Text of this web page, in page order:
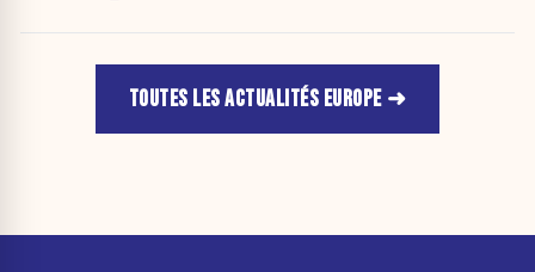
TOUTES LES ACTUALITÉS EUROPE